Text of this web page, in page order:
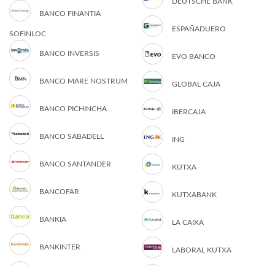
BANCO FINANTIA
SOFINLOC
BANCO INVERSIS
BANCO MARE NOSTRUM
BANCO PICHINCHA
BANCO SABADELL
BANCO SANTANDER
BANCOFAR
BANKIA
BANKINTER
ESPAÑADUERO
EVO BANCO
GLOBAL CAJA
IBERCAJA
ING
KUTXA
KUTXABANK
LA CAIXA
LABORAL KUTXA